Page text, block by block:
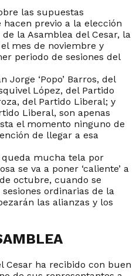
las supuestas
previo a la elección
la Asamblea del Cesar, la
mes de noviembre y
periodo de sesiones del
Jorge ‘Popo’ Barros, del
López, del Partido
del Partido Liberal; y
Liberal, son apenas
el momento ninguno de
de llegar a esa
mucha tela por
se va a poner ‘caliente’ a
octubre, cuando se
ordinarias de la
las alianzas y los
Cesar ha recibido con buen